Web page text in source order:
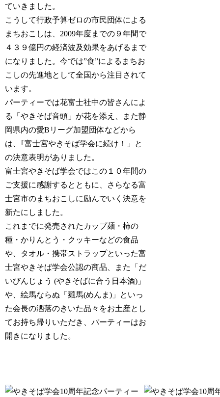
ていきました。
こうして行政予算ゼロの市民団体による
まちおこしは、2009年度までの９年間で
４３９億円の経済波及効果をあげるまで
になりました。今では”食”によるまちお
こしの先進地として全国から注目されて
います。
パーティーでは花富士社中の皆さんによ
る「やきそば音頭」が花を添え、また静
岡県内の愛Bリーグ加盟団体などから
は、｢富士宮やきそば学会に続け！」と
の決意表明がありました。
富士宮やきそば学会ではこの１０年間の
ご支援に感謝するとともに、さらなる富
士宮市のまちおこしに励んでいく決意を
新たにしました。
これまでに発売されたカップ麺・柿の
種・かりんとう・クッキーなどの食品
や、タオル・携帯ストラップといった富
士宮やきそば学会公認の商品、また「だ
いびんじょう (やきそばに合う日本酒)」
や、絵馬ならぬ「麺馬(めんま)」といっ
た会長の洒落のきいた品々をお土産とし
てお持ち帰りいただき、パーティーはお
開きになりました。